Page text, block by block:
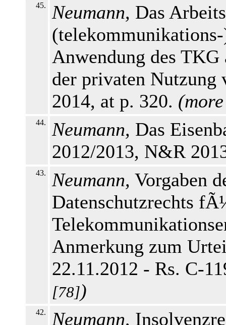
45. Neumann, Das
Anwendung des
der privaten
2014, at p. 320. (more
44. Neumann, Das
2012/2013, N&R
43. Neumann, Vorgaben
Datenschutzrechts
Anmerkung zum
22.11.2012 - Rs. C-
[78])
42. Neumann,